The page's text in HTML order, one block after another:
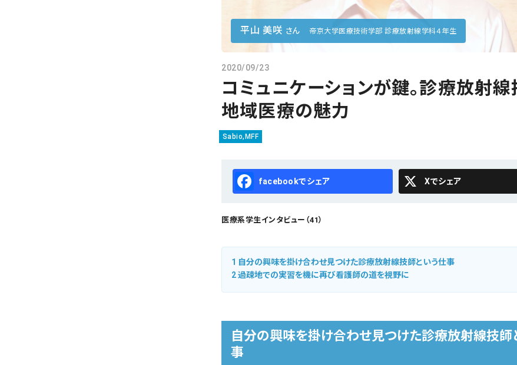
平山 美咲 さん 帝京大学医療技術学部 診療放射線学科４年生
2020/09/23
コミュニケーションが鍵。診療放射線
地域医療の魅力
Sabio,MFF
Facebook X
医療系学生インタビュー（41）
1 自分の興味を掛け合わせ見つけた診療放射線技師という仕事
2過疎地での実習を機に再び看護師の道を視野に
自分の興味を掛け合わせ見つけた診療放射線技師
事